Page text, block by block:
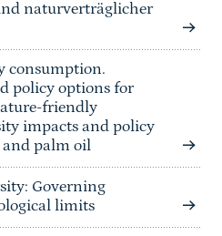
naturverträglicher
consumption.
policy options for
friendly
impacts and policy
and palm oil
Governing
limits